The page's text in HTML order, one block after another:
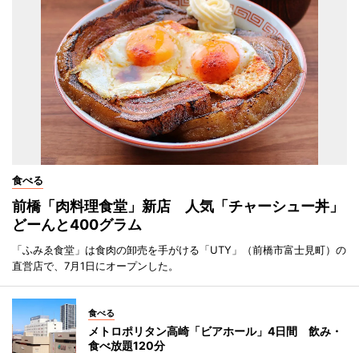
食べる
前橋「肉料理食堂」新店 人気「チャーシュー丼」
どーんと400グラム
「ふみゑ食堂」は食肉の卸売を手がける「UTY」（前橋市富士見町）の
直営店で、7月1日にオープンした。
食べる
メトロポリタン高崎「ビアホール」4日間 飲み・
食べ放題120分